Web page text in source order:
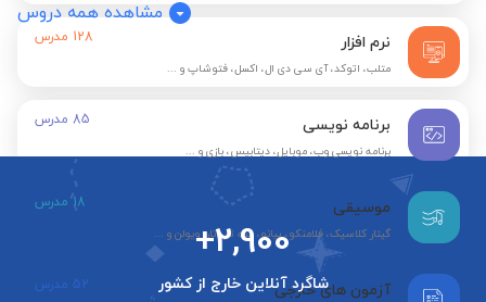
نرم افزار
متلب، اتوکد، آی سی دی ال، اکسل، فتوشاپ و ...
128 مدرس
برنامه نویسی
برنامه نویسی وب، موبایل، دیتابیس، بازی و ...
85 مدرس
موسیقی
گیتار کلاسیک، فلامنکو، پیانو، سه تار، تار، ویولن و ...
18 مدرس
آزمون های خارجی 52 مدرس
مشاهده همه دروس
+2,900
شاگرد آنلاین خارج از کشور